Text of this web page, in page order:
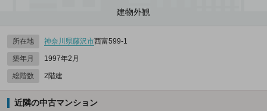
建物外観
所在地 神奈川県藤沢市西富599‐1
築年月 1997年2月
総階数 2階建
近隣の中古マンション